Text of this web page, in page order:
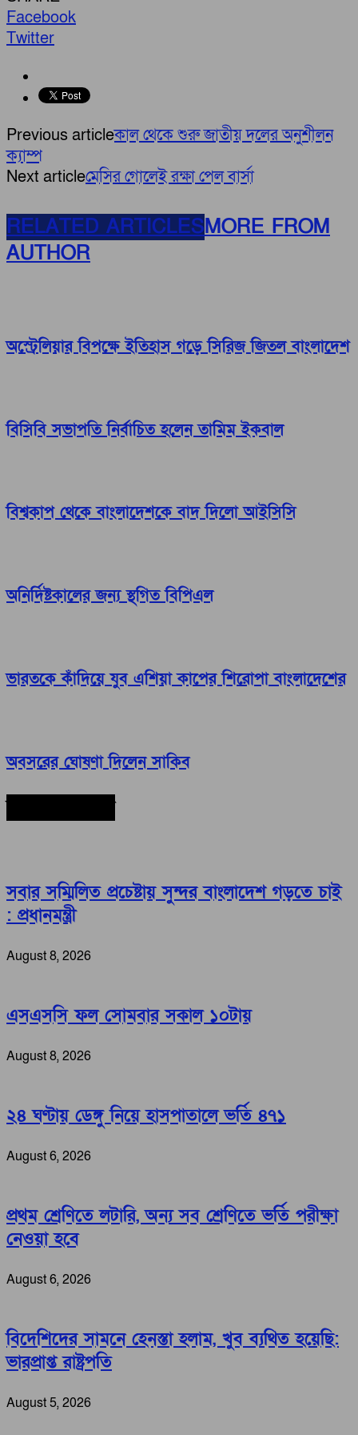
Facebook
Twitter
Previous articleকাল থেকে শুরু জাতীয় দলের অনুশীলন
ক্যাম্প
Next articleমেসির গোলেই রক্ষা পেল বার্সা
RELATED ARTICLESMORE FROM
AUTHOR
অস্ট্রেলিয়ার বিপক্ষে ইতিহাস গড়ে সিরিজ জিতল বাংলাদেশ
বিসিবি সভাপতি নির্বাচিত হলেন তামিম ইকবাল
বিশ্বকাপ থেকে বাংলাদেশকে বাদ দিলো আইসিসি
অনির্দিষ্টকালের জন্য স্থগিত বিপিএল
ভারতকে কাঁদিয়ে যুব এশিয়া কাপের শিরোপা বাংলাদেশের
অবসরের ঘোষণা দিলেন সাকিব
সবার সম্মিলিত প্রচেষ্টায় সুন্দর বাংলাদেশ গড়তে চাই
: প্রধানমন্ত্রী
August 8, 2026
এসএসসি ফল সোমবার সকাল ১০টায়
August 8, 2026
২৪ ঘণ্টায় ডেঙ্গু নিয়ে হাসপাতালে ভর্তি ৪৭১
August 6, 2026
প্রথম শ্রেণিতে লটারি, অন্য সব শ্রেণিতে ভর্তি পরীক্ষা
নেওয়া হবে
August 6, 2026
বিদেশিদের সামনে হেনস্তা হলাম, খুব ব্যথিত হয়েছি:
ভারপ্রাপ্ত রাষ্ট্রপতি
August 5, 2026